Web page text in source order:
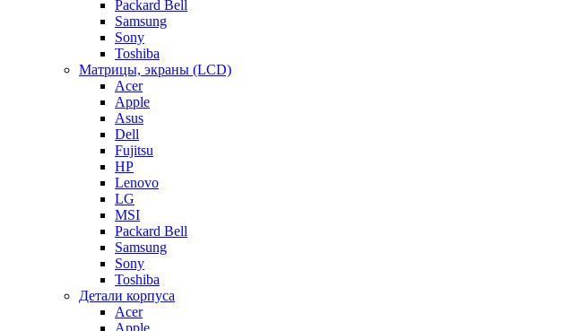
Packard Bell
Samsung
Sony
Toshiba
Матрицы, экраны (LCD)
Acer
Apple
Asus
Dell
Fujitsu
HP
Lenovo
LG
MSI
Packard Bell
Samsung
Sony
Toshiba
Детали корпуса
Acer
Apple